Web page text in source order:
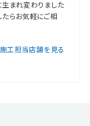
生まれ変わりました
たらお気軽にご相
施工担当店舗を見る